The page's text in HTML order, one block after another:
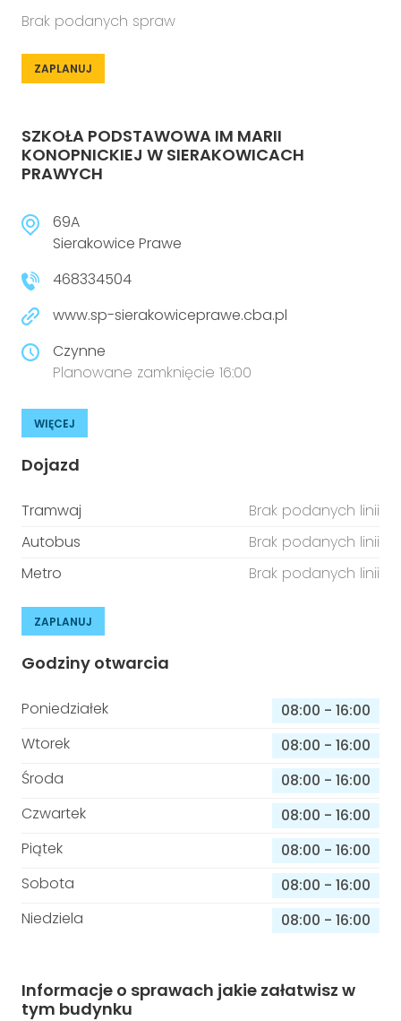
Brak podanych spraw
ZAPLANUJ
SZKOŁA PODSTAWOWA IM MARII
KONOPNICKIEJ W SIERAKOWICACH
PRAWYCH
69A
Sierakowice Prawe
468334504
www.sp-sierakowiceprawe.cba.pl
Czynne
Planowane zamknięcie 16:00
WIĘCEJ
Dojazd
Tramwaj
Brak podanych linii
Autobus
Brak podanych linii
Metro
Brak podanych linii
ZAPLANUJ
Godziny otwarcia
Poniedziałek 08:00 - 16:00
Wtorek
08:00 - 16:00
Środa
08:00 - 16:00
Czwartek
08:00 - 16:00
Piątek
08:00 - 16:00
Sobota
08:00 - 16:00
Niedziela
08:00 - 16:00
Informacje o sprawach jakie załatwisz w
tym budynku